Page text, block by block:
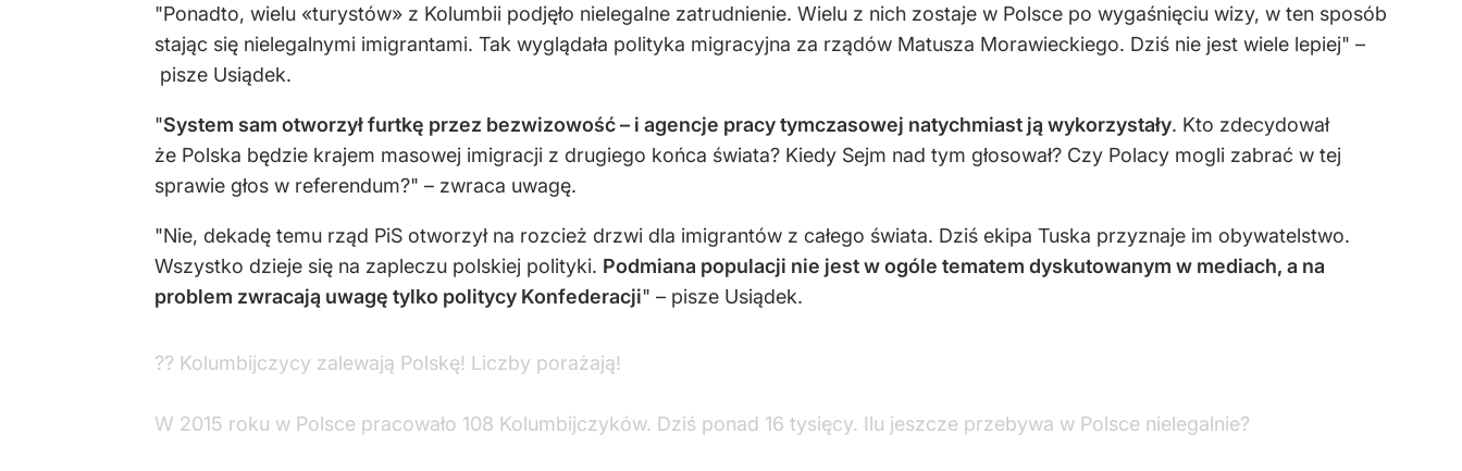
"Ponadto, wielu «turystów» z Kolumbii podjęło nielegalne zatrudnienie. Wielu z nich zostaje w Polsce po wygaśnięciu wizy, w ten sposób
stając się nielegalnymi imigrantami. Tak wyglądała polityka migracyjna za rządów Matusza Morawieckiego. Dziś nie jest wiele lepiej" –
pisze Usiądek.
"System sam otworzył furtkę przez bezwizowość – i agencje pracy tymczasowej natychmiast ją wykorzystały. Kto zdecydował
że Polska będzie krajem masowej imigracji z drugiego końca świata? Kiedy Sejm nad tym głosował? Czy Polacy mogli zabrać w tej
sprawie głos w referendum?" – zwraca uwagę.
"Nie, dekadę temu rząd PiS otworzył na rozcież drzwi dla imigrantów z całego świata. Dziś ekipa Tuska przyznaje im obywatelstwo.
Wszystko dzieje się na zapleczu polskiej polityki. Podmiana populacji nie jest w ogóle tematem dyskutowanym w mediach, a na
problem zwracają uwagę tylko politycy Konfederacji" – pisze Usiądek.
⁨?? Kolumbijczycy zalewają Polskę! Liczby porażają!
W 2015 roku w Polsce pracowało 108 Kolumbijczyków. Dziś ponad 16 tysięcy. Ilu jeszcze przebywa w Polsce nielegalnie?